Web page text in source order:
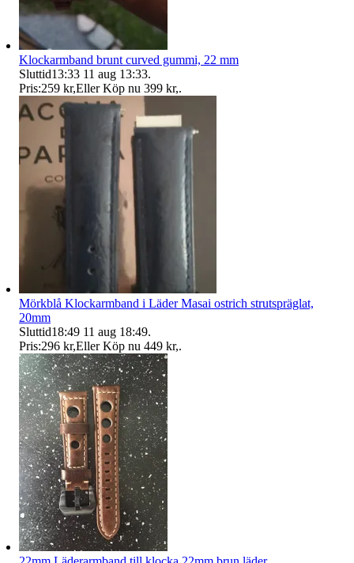
Klockarmband brunt curved gummi, 22 mm
Sluttid13:33 11 aug 13:33.
Pris:259 kr,Eller Köp nu 399 kr,.
Mörkblå Klockarmband i Läder Masai ostrich strutspräglat,
20mm
Sluttid18:49 11 aug 18:49.
Pris:296 kr,Eller Köp nu 449 kr,.